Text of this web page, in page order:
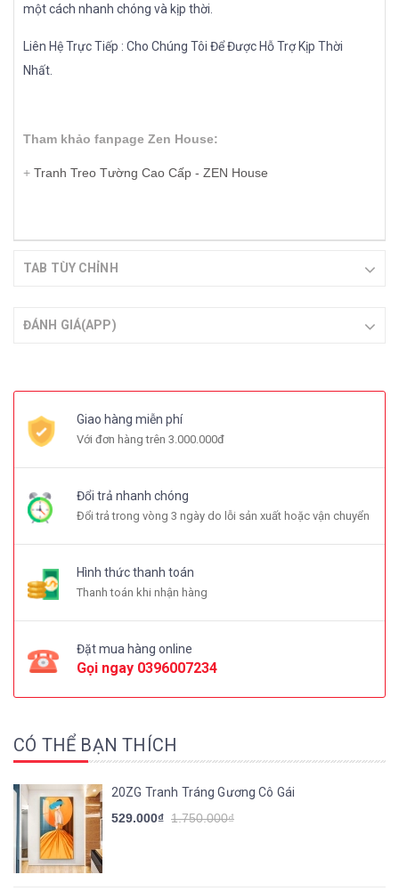
một cách nhanh chóng và kịp thời.
Liên Hệ Trực Tiếp : Cho Chúng Tôi Để Được Hỗ Trợ Kịp Thời
Nhất.
Tham khảo fanpage Zen House:
+ Tranh Treo Tường Cao Cấp - ZEN House
TAB TÙY CHỈNH
ĐÁNH GIÁ(APP)
Giao hàng miễn phí
Với đơn hàng trên 3.000.000đ
Đổi trả nhanh chóng
Đổi trả trong vòng 3 ngày do lỗi sản xuất hoặc vận chuyển
Hình thức thanh toán
Thanh toán khi nhận hàng
Đặt mua hàng online
Gọi ngay 0396007234
CÓ THỂ BẠN THÍCH
20ZG Tranh Tráng Gương Cô Gái
529.000₫ 1.750.000₫